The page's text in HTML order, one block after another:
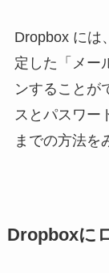
Dropbox には
定した「メー
ンすることが
スとパスワー
までの方法を
Dropboxに